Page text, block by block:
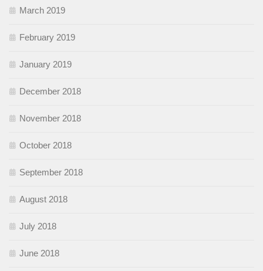
March 2019
February 2019
January 2019
December 2018
November 2018
October 2018
September 2018
August 2018
July 2018
June 2018